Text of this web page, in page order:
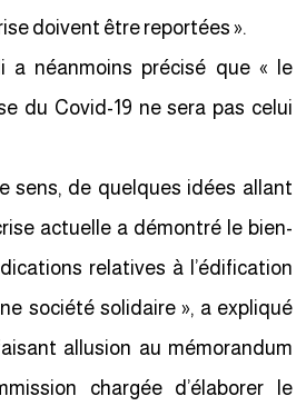
doivent être reportées ».
a néanmoins précisé que « le
du Covid-19 ne sera pas celui
sens, de quelques idées allant
actuelle a démontré le bien-
relatives à l’édification
société solidaire », a expliqué
allusion au mémorandum
chargée d’élaborer le